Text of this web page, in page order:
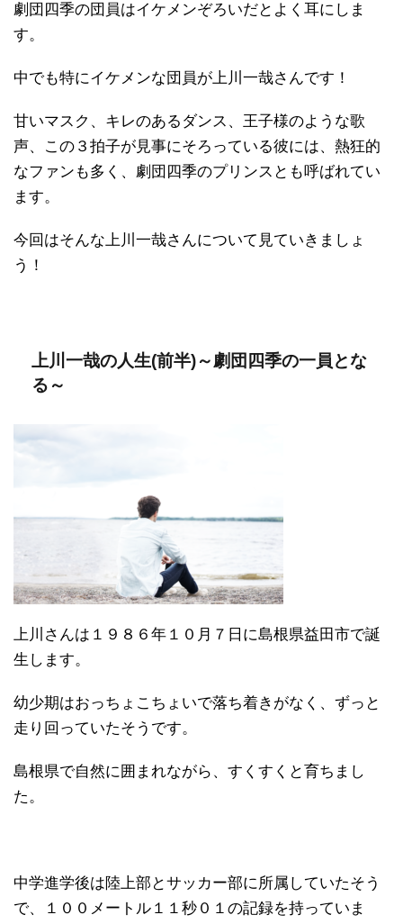
劇団四季の団員はイケメンぞろいだとよく耳にしま
す。
中でも特にイケメンな団員が上川一哉さんです！
甘いマスク、キレのあるダンス、王子様のような歌
声、この３拍子が見事にそろっている彼には、熱狂的
なファンも多く、劇団四季のプリンスとも呼ばれてい
ます。
今回はそんな上川一哉さんについて見ていきましょ
う！
上川一哉の人生(前半)～劇団四季の一員とな
る～
上川さんは１９８６年１０月７日に島根県益田市で誕
生します。
幼少期はおっちょこちょいで落ち着きがなく、ずっと
走り回っていたそうです。
島根県で自然に囲まれながら、すくすくと育ちまし
た。
中学進学後は陸上部とサッカー部に所属していたそう
で、１００メートル１１秒０１の記録を持っていま